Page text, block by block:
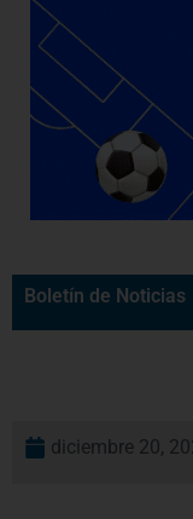
Boletín de Noticias
diciembre 20,